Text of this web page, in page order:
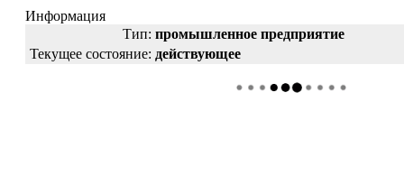
Информация
Тип: промышленное предприятие
Текущее состояние: действующее